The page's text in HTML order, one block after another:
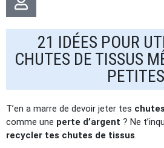
21 IDÉES POUR
CHUTES DE TISSUS
PETITES
T’en a marre de devoir jeter tes
comme une perte d’argent ? Ne
recycler tes chutes de tissus.